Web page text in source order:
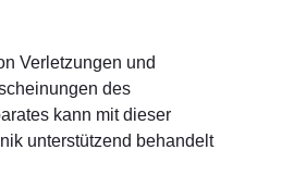
Verletzungen und
des
kann mit dieser
unterstützend behandelt